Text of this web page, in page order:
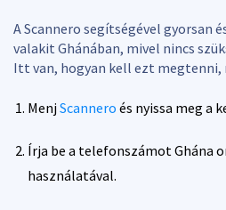
A Scannero segítségével gyorsan
valakit Ghánában, mivel nincs
Itt van, hogyan kell ezt
MenjScannero és nyissa meg a
Írja be a telefonszámot Ghána
használatával.